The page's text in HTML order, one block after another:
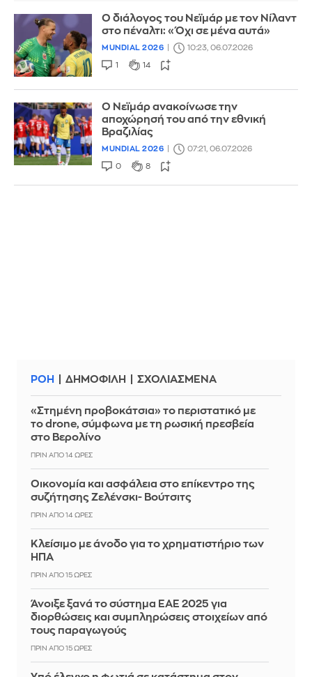
Ο διάλογος του Νεϊμάρ με τον Νίλαντ
στο πέναλτι: «Όχι σε μένα αυτά»
MUNDIAL 2026 10:23, 06.07.2026
1 14
Ο Νεϊμάρ ανακοίνωσε την
αποχώρησή του από την εθνική
Βραζιλίας
MUNDIAL 2026 07:21, 06.07.2026
0 8
ΡΟΗ ΔΗΜΟΦΙΛΗ ΣΧΟΛΙΑΣΜΕΝΑ
«Στημένη προβοκάτσια» το περιστατικό με
το drone, σύμφωνα με τη ρωσική πρεσβεία
στο Βερολίνο
ΠΡΙΝ ΑΠΌ 14 ΏΡΕΣ
Οικονομία και ασφάλεια στο επίκεντρο της
συζήτησης Ζελένσκι- Βούτσιτς
ΠΡΙΝ ΑΠΌ 14 ΏΡΕΣ
Κλείσιμο με άνοδο για το χρηματιστήριο των
ΗΠΑ
ΠΡΙΝ ΑΠΌ 15 ΏΡΕΣ
Άνοιξε ξανά το σύστημα ΕΑΕ 2025 για
διορθώσεις και συμπληρώσεις στοιχείων από
τους παραγωγούς
ΠΡΙΝ ΑΠΌ 15 ΏΡΕΣ